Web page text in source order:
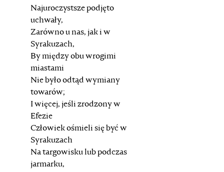
Najuroczystsze podjęto
uchwały,
Zarówno u nas, jak i w
Syrakuzach,
By między obu wrogimi
miastami
Nie było odtąd wymiany
towarów;
I więcej, jeśli zrodzony w
Efezie
Człowiek ośmieli się być w
Syrakuzach
Na targowisku lub podczas
jarmarku,